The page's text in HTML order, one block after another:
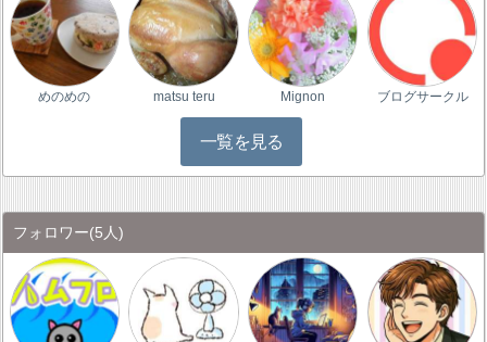
めのめの matsu teru Mignon ブログサークル
一覧を見る
フォロワー(5人)